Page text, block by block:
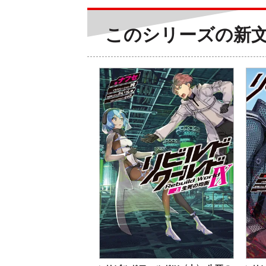
このシリーズの新